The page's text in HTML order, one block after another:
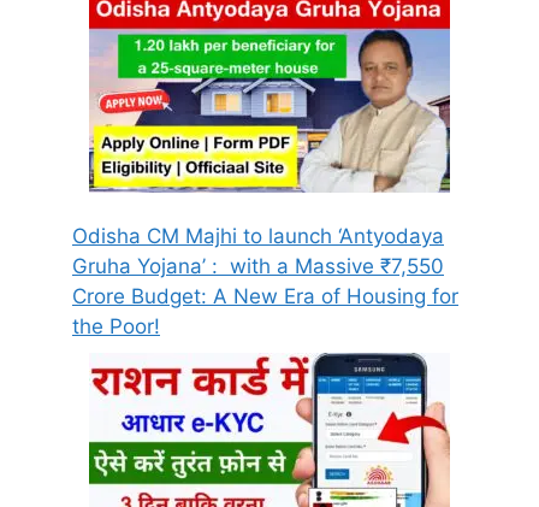
Odisha CM Majhi to launch ‘Antyodaya
Gruha Yojana’ : with a Massive ₹7,550
Crore Budget: A New Era of Housing for
the Poor!